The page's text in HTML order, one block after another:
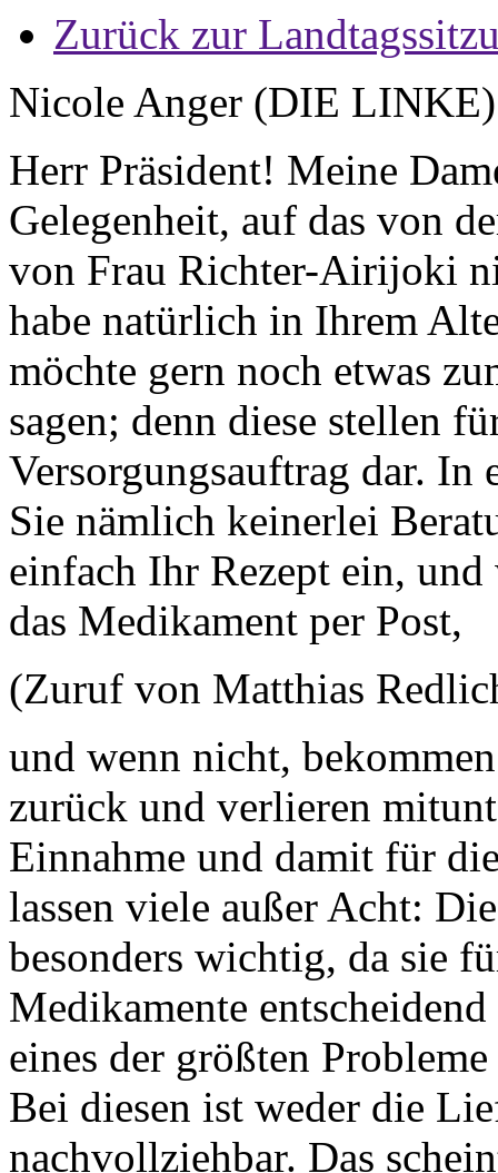
Zurück zur
Nicole Anger (DIE
Herr Präsident! Meine
Gelegenheit, auf das von
von Frau Richter-Airijoki
habe natürlich in Ihrem
möchte gern noch etwas
sagen; denn diese stellen
Versorgungsauftrag dar. In
Sie nämlich keinerlei
einfach Ihr Rezept ein,
das Medikament per Post,
(Zuruf von Matthias
und wenn nicht,
zurück und verlieren
Einnahme und damit für
lassen viele außer Acht:
besonders wichtig, da sie
Medikamente
eines der größten
Bei diesen ist weder die
nachvollziehbar. Das